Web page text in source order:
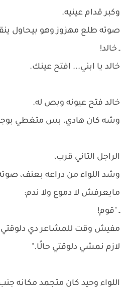
وكبر قدام عينيه.
صوته طلع مهزوز وهو بيحاول
ـ خالد!
خالد يا ابني... افتح عينك.
خالد فتح عيونه وبص له.
وشه كان هادي، بس متغطي
الراجل التاني قرب،
وشد اللواء من دراعه بعنف،
مايعرفش لا دموع ولا ندم:
ـ "قوم!
مفيش وقت للمشاعر دي
لازم نمشي دلوقتي حالًا."
اللواء وحيد كان متجمد مكانه